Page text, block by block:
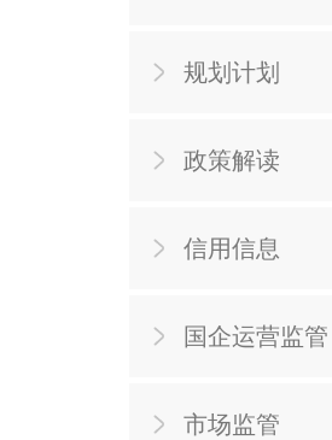
规划计划
政策解读
信用信息
国企运营监管
市场监管